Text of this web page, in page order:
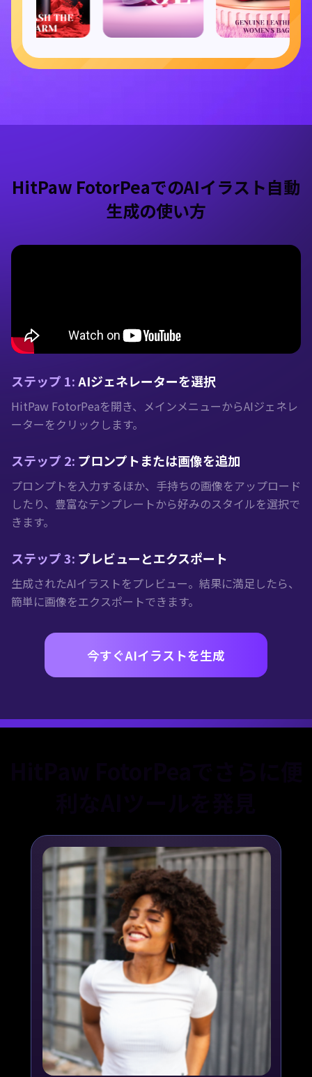
HitPaw FotorPeaでのAIイラスト自動
生成の使い方
ステップ 1:AIジェネレーターを選択
HitPaw FotorPeaを開き、メインメニューからAIジェネレ
ーターをクリックします。
ステップ 2: プロンプトまたは画像を追加
プロンプトを入力するほか、手持ちの画像をアップロード
したり、豊富なテンプレートから好みのスタイルを選択で
きます。
ステップ 3: プレビューとエクスポート
生成されたAIイラストをプレビュー。結果に満足したら、
簡単に画像をエクスポートできます。
今すぐAIイラストを生成